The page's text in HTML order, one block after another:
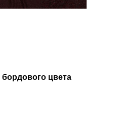
бордового цвета